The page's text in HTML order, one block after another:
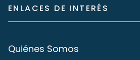
ENLACES DE INTERÉS
Quiénes Somos